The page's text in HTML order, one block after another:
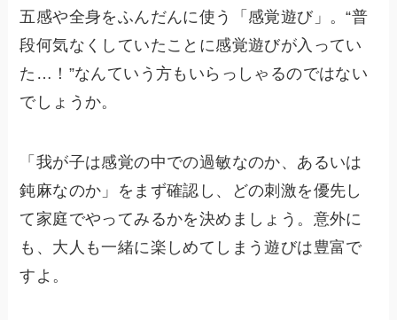
五感や全身をふんだんに使う「感覚遊び」。“普
段何気なくしていたことに感覚遊びが入ってい
た…！”なんていう方もいらっしゃるのではない
でしょうか。
「我が子は感覚の中での過敏なのか、あるいは
鈍麻なのか」をまず確認し、どの刺激を優先し
て家庭でやってみるかを決めましょう。意外に
も、大人も一緒に楽しめてしまう遊びは豊富で
すよ。